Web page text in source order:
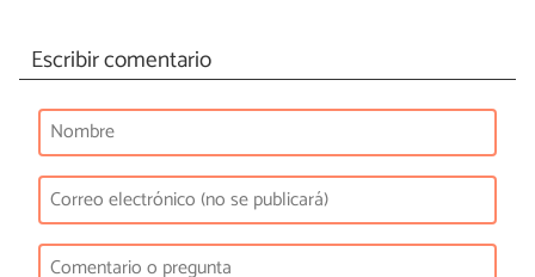
Escribir comentario